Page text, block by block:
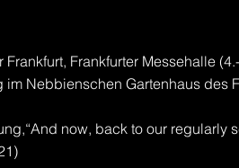
Frankfurt, Frankfurter Messehalle
im Nebbienschen Gartenhaus des
now, back to our regularly